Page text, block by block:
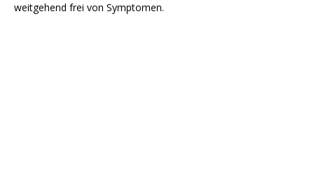
weitgehend frei von Symptomen.